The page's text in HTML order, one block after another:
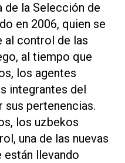
de la Selección de
en 2006, quien se
al control de las
al tiempo que
los agentes
integrantes del
sus pertenencias.
los uzbekos
una de las nuevas
están llevando